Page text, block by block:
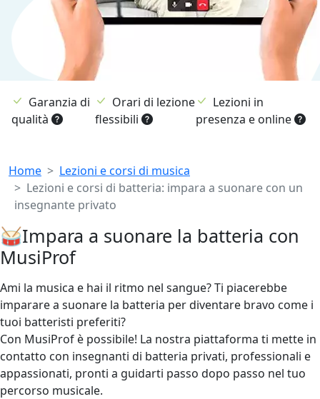
Garanzia di
qualità
Orari di lezione
flessibili
Lezioni in
presenza e online
Breadcrumb
Home
Lezioni e corsi di musica
Lezioni e corsi di batteria: impara a suonare con un
insegnante privato
🥁Impara a suonare la batteria con
MusiProf
Ami la musica e hai il ritmo nel sangue? Ti piacerebbe
imparare a suonare la batteria per diventare bravo come i
tuoi batteristi preferiti?
Con MusiProf è possibile! La nostra piattaforma ti mette in
contatto con insegnanti di batteria privati, professionali e
appassionati, pronti a guidarti passo dopo passo nel tuo
percorso musicale.